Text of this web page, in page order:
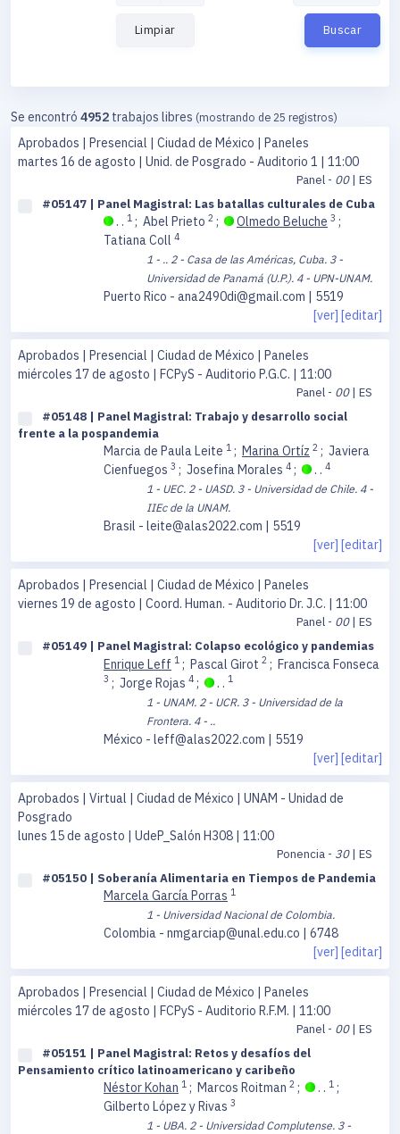
Limpiar Buscar
Se encontró 4952 trabajos libres (mostrando de 25 registros)
Aprobados | Presencial | Ciudad de México | Paneles
martes 16 de agosto | Unid. de Posgrado - Auditorio 1 | 11:00
Panel - 00| ES
#05147 | Panel Magistral: Las batallas culturales de Cuba
. . 1 ; Abel Prieto 2 ; Olmedo Beluche 3 ;
Tatiana Coll 4
1 - .. 2 - Casa de las Américas, Cuba. 3 -
Universidad de Panamá (U.P.). 4 - UPN-UNAM.
Puerto Rico - ana2490di@gmail.com | 5519
[ver] [editar]
Aprobados | Presencial | Ciudad de México | Paneles
miércoles 17 de agosto | FCPyS - Auditorio P.G.C. | 11:00
Panel - 00| ES
#05148 | Panel Magistral: Trabajo y desarrollo social
frente a la pospandemia
Marcia de Paula Leite 1 ; Marina Ortíz 2 ; Javiera
Cienfuegos 3 ; Josefina Morales 4 ; . . 4
1 - UEC. 2 - UASD. 3 - Universidad de Chile. 4 -
IIEc de la UNAM.
Brasil - leite@alas2022.com | 5519
[ver] [editar]
Aprobados | Presencial | Ciudad de México | Paneles
viernes 19 de agosto | Coord. Human. - Auditorio Dr. J.C. | 11:00
Panel - 00| ES
#05149 | Panel Magistral: Colapso ecológico y pandemias
Enrique Leff 1 ; Pascal Girot 2 ; Francisca Fonseca
3 ; Jorge Rojas 4 ; . . 1
1 - UNAM. 2 - UCR. 3 - Universidad de la
Frontera. 4 - ..
México - leff@alas2022.com | 5519
[ver] [editar]
Aprobados | Virtual | Ciudad de México | UNAM - Unidad de
Posgrado
lunes 15 de agosto | UdeP_Salón H308 | 11:00
Ponencia - 30| ES
#05150 | Soberanía Alimentaria en Tiempos de Pandemia
Marcela García Porras 1
1 - Universidad Nacional de Colombia.
Colombia - nmgarciap@unal.edu.co | 6748
[ver] [editar]
Aprobados | Presencial | Ciudad de México | Paneles
miércoles 17 de agosto | FCPyS - Auditorio R.F.M. | 11:00
Panel - 00| ES
#05151 | Panel Magistral: Retos y desafíos del
Pensamiento crítico latinoamericano y caribeño
Néstor Kohan 1 ; Marcos Roitman 2 ; . . 1 ;
Gilberto López y Rivas 3
1 - UBA. 2 - Universidad Complutense. 3 -